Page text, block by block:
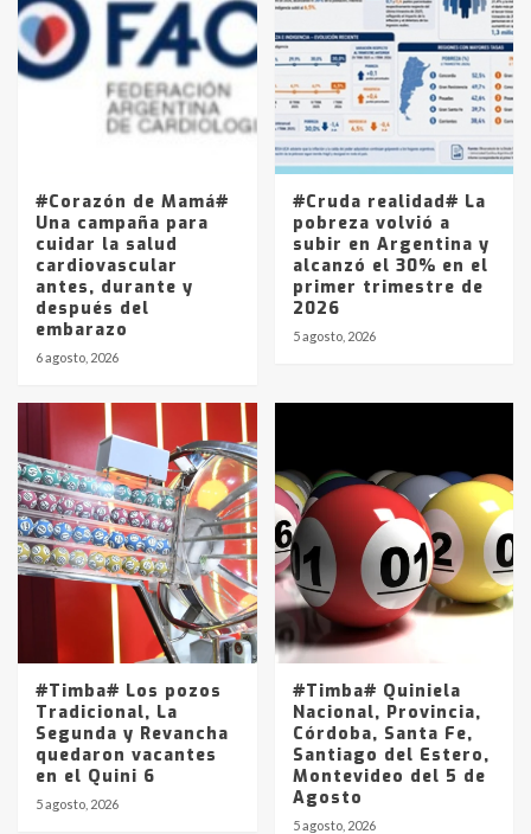
4
joven de Trenque Lauquen
Los precios de los combustibles en
La Pampa, desde YPF hasta Axion
entre 857 a 1338 pesos
#Corazón de Mamá#
Una campaña para
cuidar la salud
cardiovascular
antes, durante y
después del
embarazo
6 agosto, 2026
#Cruda realidad# La
pobreza volvió a
subir en Argentina y
alcanzó el 30% en el
primer trimestre de
2026
5 agosto, 2026
#Timba# Los pozos
Tradicional, La
Segunda y Revancha
quedaron vacantes
en el Quini 6
5 agosto, 2026
#Timba# Quiniela
Nacional, Provincia,
Córdoba, Santa Fe,
Santiago del Estero,
Montevideo del 5 de
Agosto
5 agosto, 2026